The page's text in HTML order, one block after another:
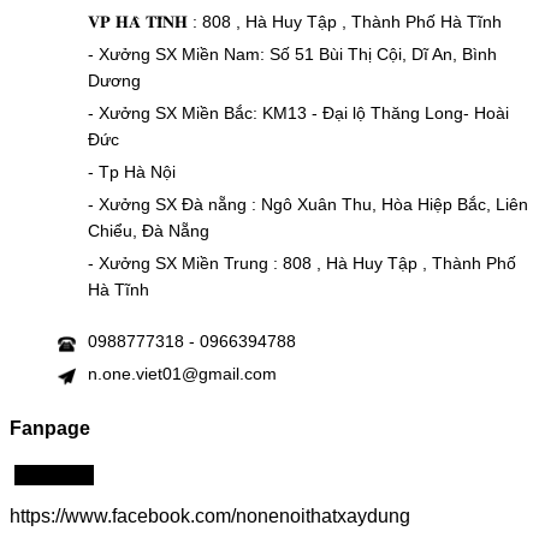
𝐕𝐏 𝐇𝐀̀ 𝐓𝐈̃𝐍𝐇 : 808 , Hà Huy Tập , Thành Phố Hà Tĩnh
- Xưởng SX Miền Nam: Số 51 Bùi Thị Cội, Dĩ An, Bình
Dương
- Xưởng SX Miền Bắc: KM13 - Đại lộ Thăng Long- Hoài
Đức
- Tp Hà Nội
- Xưởng SX Đà nẵng : Ngô Xuân Thu, Hòa Hiệp Bắc, Liên
Chiểu, Đà Nẵng
- Xưởng SX Miền Trung : 808 , Hà Huy Tập , Thành Phố
Hà Tĩnh
0988777318 - 0966394788
n.one.viet01@gmail.com
Fanpage
https://www.facebook.com/nonenoithatxaydung